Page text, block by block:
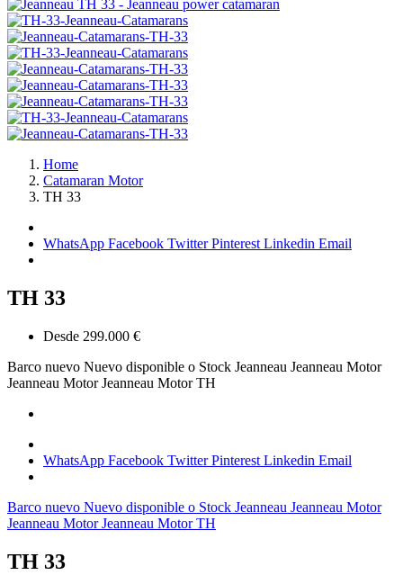
Home
Catamaran Motor
TH 33
WhatsApp Facebook TwitterPinterest Linkedin Email
TH 33
Desde 299.000 €
Barco nuevo Nuevo disponible o Stock Jeanneau Jeanneau Motor
Jeanneau MotorJeanneau MotorTH
WhatsApp Facebook TwitterPinterest Linkedin Email
Barco nuevo Nuevo disponible o Stock Jeanneau Jeanneau Motor
Jeanneau MotorJeanneau MotorTH
TH 33